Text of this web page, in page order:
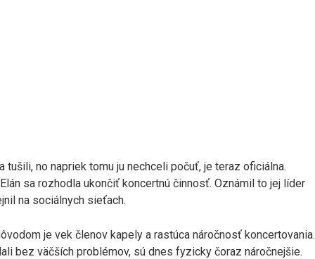
tušili, no napriek tomu ju nechceli počuť, je teraz oficiálna.
sa rozhodla ukončiť koncertnú činnosť. Oznámil to jej líder
na sociálnych sieťach.
je vek členov kapely a rastúca náročnosť koncertovania.
bez väčších problémov, sú dnes fyzicky čoraz náročnejšie.